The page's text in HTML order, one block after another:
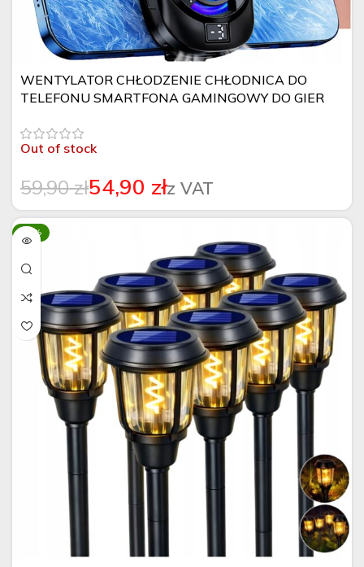
WENTYLATOR CHŁODZENIE CHŁODNICA DO
TELEFONU SMARTFONA GAMINGOWY DO GIER
Out of stock
59,90zł54,90 zł
-16%